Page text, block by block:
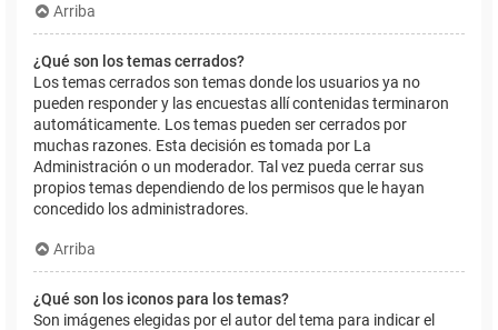
Arriba
¿Qué son los temas cerrados?
Los temas cerrados son temas donde los usuarios ya no
pueden responder y las encuestas allí contenidas terminaron
automáticamente. Los temas pueden ser cerrados por
muchas razones. Esta decisión es tomada por La
Administración o un moderador. Tal vez pueda cerrar sus
propios temas dependiendo de los permisos que le hayan
concedido los administradores.
Arriba
¿Qué son los iconos para los temas?
Son imágenes elegidas por el autor del tema para indicar el